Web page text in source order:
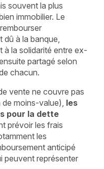
souvent la plus
immobilier. Le
dû à la banque,
à la solidarité entre ex-
partagé selon
chacun.
vente ne couvre pas
moins-value), les
pour la dette
prévoir les frais
les
anticipé
peuvent représenter